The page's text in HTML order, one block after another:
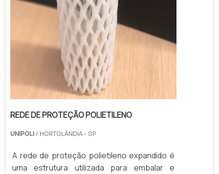
REDE DE PROTEÇÃO POLIETILENO
UNIPOLI / HORTOLÂNDIA - SP
A rede de proteção polietileno expandido é
uma estrutura utilizada para embalar e